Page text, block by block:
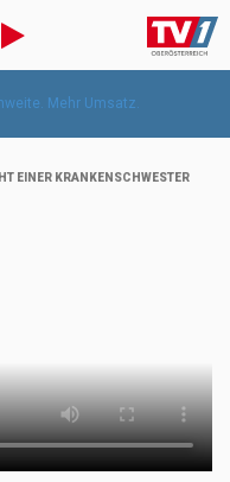
EINER KRANKENSCHWESTER